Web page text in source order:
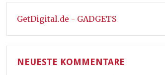
GetDigital.de - GADGETS
NEUESTE KOMMENTARE